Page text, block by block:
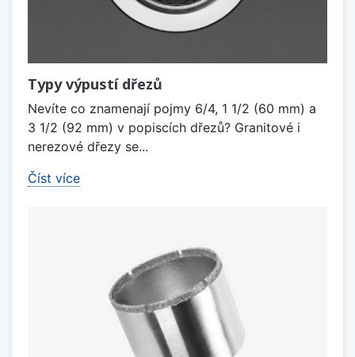
Typy výpustí dřezů
Nevíte co znamenají pojmy 6/4, 1 1/2 (60 mm) a
3 1/2 (92 mm) v popiscích dřezů? Granitové i
nerezové dřezy se...
Číst více